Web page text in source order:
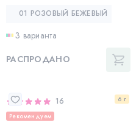
01 РОЗОВЫЙ БЕЖЕВЫЙ
3 варианта
РАСПРОДАНО
6 г
16
Рекомендуем